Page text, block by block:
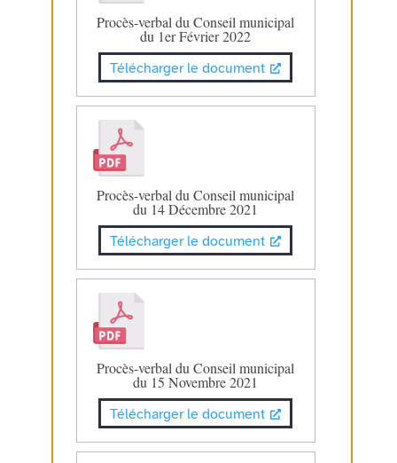
Procès-verbal du Conseil municipal
du 1er Février 2022
Télécharger le document
Procès-verbal du Conseil municipal
du 14 Décembre 2021
Télécharger le document
Procès-verbal du Conseil municipal
du 15 Novembre 2021
Télécharger le document